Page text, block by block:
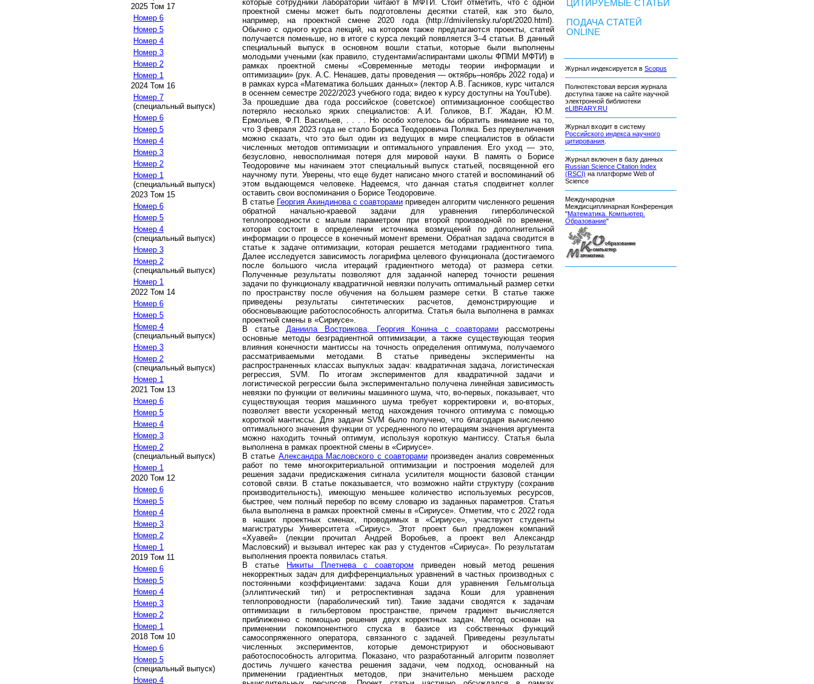
2025 Том 17
Номер 6
Номер 5
Номер 4
Номер 3
Номер 2
Номер 1
2024 Том 16
Номер 7
(специальный выпуск)
Номер 6
Номер 5
Номер 4
Номер 3
Номер 2
Номер 1
(специальный выпуск)
2023 Том 15
Номер 6
Номер 5
Номер 4
(специальный выпуск)
Номер 3
Номер 2
(специальный выпуск)
Номер 1
2022 Том 14
Номер 6
Номер 5
Номер 4
(специальный выпуск)
Номер 3
Номер 2
(специальный выпуск)
Номер 1
2021 Том 13
Номер 6
Номер 5
Номер 4
Номер 3
Номер 2
(специальный выпуск)
Номер 1
2020 Том 12
Номер 6
Номер 5
Номер 4
Номер 3
Номер 2
Номер 1
2019 Том 11
Номер 6
Номер 5
Номер 4
Номер 3
Номер 2
Номер 1
2018 Том 10
Номер 6
Номер 5
(специальный выпуск)
Номер 4
которые сотрудники лаборатории читают в МФТИ. Стоит отметить, что с одной
проектной смены может быть подготовлены десятки статей, как это было,
например, на проектной смене 2020 года (http://dmivilensky.ru/opt/2020.html).
Обычно с одного курса лекций, на котором также предлагаются проекты, статей
получается поменьше, но в итоге с курса лекций появляется 3–4 статьи. В данный
специальный выпуск в основном вошли статьи, которые были выполнены
молодыми учеными (как правило, студентами/аспирантами школы ФПМИ МФТИ) в
рамках проектной смены «Современные методы теории информации и
оптимизации» (рук. А.С. Ненашев, даты проведения — октябрь–ноябрь 2022 года) и
в рамках курса «Математика больших данных» (лектор А.В. Гасников, курс читался
в осеннем семестре 2022/2023 учебного года; видео к курсу доступны на YouTube).
За прошедшие два года российское (советское) оптимизационное сообщество
потеряло несколько ярких специалистов: А.И. Голиков, В.Г. Жадан, Ю.М.
Ермольев, Ф.П. Васильев, . . . . Но особо хотелось бы обратить внимание на то,
что 3 февраля 2023 года не стало Бориса Теодоровича Поляка. Без преувеличения
можно сказать, что это был один из ведущих в мире специалистов в области
численных методов оптимизации и оптимального управления. Его уход — это,
безусловно, невосполнимая потеря для мировой науки. В память о Борисе
Теодоровиче мы начинаем этот специальный выпуск статьей, посвященной его
научному пути. Уверены, что еще будет написано много статей и воспоминаний об
этом выдающемся человеке. Надеемся, что данная статья сподвигнет коллег
оставить свои воспоминания о Борисе Теодоровиче.
В статье Георгия Акиндинова с соавторами приведен алгоритм численного решения
обратной начально-краевой задачи для уравнения гиперболической
теплопроводности с малым параметром при второй производной по времени,
которая состоит в определении источника возмущений по дополнительной
информации о процессе в конечный момент времени. Обратная задача сводится в
статье к задаче оптимизации, которая решается методами градиентного типа.
Далее исследуется зависимость логарифма целевого функционала (достигаемого
после большого числа итераций градиентного метода) от размера сетки.
Полученные результаты позволяют для заданной наперед точности решения
задачи по функционалу квадратичной невязки получить оптимальный размер сетки
по пространству после обучения на большем размере сетки. В статье также
приведены результаты синтетических расчетов, демонстрирующие и
обосновывающие работоспособность алгоритма. Статья была выполнена в рамках
проектной смены в «Сириусе».
В статье Даниила Вострикова, Георгия Конина с соавторами рассмотрены
основные методы безградиентной оптимизации, а также существующая теория
влияния конечности мантиссы на точность определения оптимума, получаемого
рассматриваемыми методами. В статье приведены эксперименты на
распространенных классах выпуклых задач: квадратичная задача, логистическая
регрессия, SVM. По итогам экспериментов для квадратичной задачи и
логистической регрессии была экспериментально получена линейная зависимость
невязки по функции от величины машинного шума, что, во-первых, показывает, что
существующая теория машинного шума требует корректировки и, во-вторых,
позволяет ввести ускоренный метод нахождения точного оптимума с помощью
короткой мантиссы. Для задачи SVM было получено, что благодаря вычислению
оптимального значения функции от усредненного по итерациям значения аргумента
можно находить точный оптимум, используя короткую мантиссу. Статья была
выполнена в рамках проектной смены в «Сириусе».
В статье Александра Масловского с соавторамипроизведен анализ современных
работ по теме многокритериальной оптимизации и построения моделей для
решения задачи предискажения сигнала усилителя мощности базовой станции
сотовой связи. В статье показывается, что возможно найти структуру (сохранив
производительность), имеющую меньшее количество используемых ресурсов,
быстрее, чем полный перебор по всему словарю из заданных параметров. Статья
была выполнена в рамках проектной смены в «Сириусе». Отметим, что с 2022 года
в наших проектных сменах, проводимых в «Сириусе», участвуют студенты
магистратуры Университета «Сириус». Этот проект был предложен компаний
«Хуавей» (лекции прочитал Андрей Воробьев, а проект вел Александр
Масловский) и вызывал интерес как раз у студентов «Сириуса». По результатам
выполнения проекта появилась статья.
В статье
Никиты Плетнева с соавтором приведен новый метод решения
некорректных задач для дифференциальных уравнений в частных производных с
постоянными коэффициентами: задача Коши для уравнения Гельмгольца
(эллиптический тип) и ретроспективная задача Коши для уравнения
теплопроводности (параболический тип). Такие задачи сводятся к задачам
оптимизации в гильбертовом пространстве, причем градиент вычисляется
приближенно с помощью решения двух корректных задач. Метод основан на
применении покомпонентного спуска в базисе из собственных функций
самосопряженного оператора, связанного с задачей. Приведены результаты
численных экспериментов, которые демонстрируют и обосновывают
работоспособность алгоритма. Показано, что разработанный алгоритм позволяет
достичь лучшего качества решения задачи, чем подход, основанный на
применении градиентных методов, при значительно меньшем расходе
ЦИТИРУЕМЫЕ СТАТЬИ
ПОДАЧА СТАТЕЙ
ONLINE
Журнал индексируется в Scopus
Полнотекстовая версия журнала
доступна также на сайте научной
электронной библиотеки
eLIBRARY.RU
Журнал входит в систему
Российского индекса научного
цитирования
Журнал включен в базу данных
Russian Science Citation Index
(RSCI) на платформе Web of
Science
Международная
Междисциплинарная Конференция
"Математика. Компьютер.
Образование"